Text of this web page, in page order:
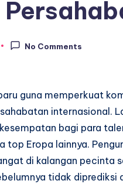
No Comments
guna memperkuat
internasional.
bagi para
Eropa lainnya.
di kalangan pecinta
tidak diprediksi